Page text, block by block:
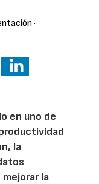
·
en uno de
la
la